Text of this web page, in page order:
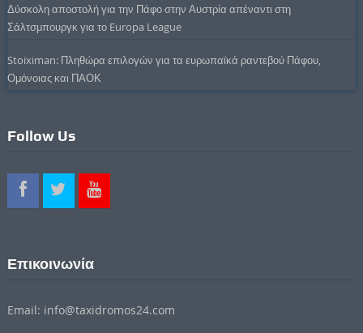
Δύσκολη αποστολή για την Πάφο στην Αυστρία απέναντι στη
Σάλτσμπουργκ για το Europa League
Stoiximan: Πληθώρα επιλογών για τα ευρωπαϊκά ραντεβού Πάφου,
Ομόνοιας και ΠΑΟΚ
Follow Us
Επικοινωνία
Email: info@taxidromos24.com